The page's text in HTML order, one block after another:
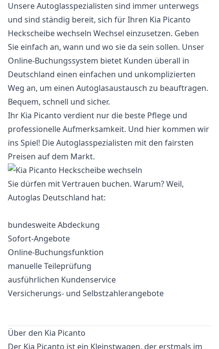
Unsere Autoglasspezialisten sind immer unterwegs
und sind ständig bereit, sich für Ihren Kia Picanto
Heckscheibe wechseln Wechsel einzusetzen. Geben
Sie einfach an, wann und wo sie da sein sollen. Unser
Online-Buchungssystem bietet Kunden überall in
Deutschland einen einfachen und unkomplizierten
Weg an, um einen Autoglasaustausch zu beauftragen.
Bequem, schnell und sicher.
Ihr Kia Picanto verdient nur die beste Pflege und
professionelle Aufmerksamkeit. Und hier kommen wir
ins Spiel! Die Autoglasspezialisten mit den fairsten
Preisen auf dem Markt.
Sie dürfen mit Vertrauen buchen. Warum? Weil,
Autoglas Deutschland hat:
bundesweite Abdeckung
Sofort-Angebote
Online-Buchungsfunktion
manuelle Teileprüfung
ausführlichen Kundenservice
Versicherungs- und Selbstzahlerangebote
Über den Kia Picanto
Der Kia Picanto ist ein Kleinstwagen, der erstmals im